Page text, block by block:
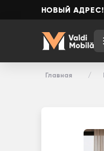
НОВЫЙ АДРЕС!
Главная